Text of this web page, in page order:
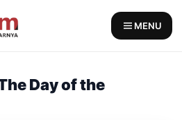
MENU
Day of the